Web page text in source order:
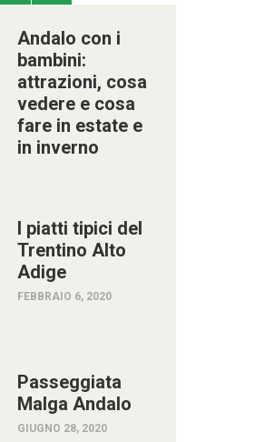
Andalo con i
bambini:
attrazioni, cosa
vedere e cosa
fare in estate e
in inverno
I piatti tipici del
Trentino Alto
Adige
FEBBRAIO 6, 2020
Passeggiata
Malga Andalo
GIUGNO 28, 2020